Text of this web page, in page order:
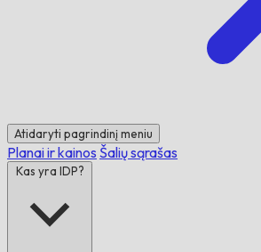
Atidaryti pagrindinį meniu
Planai ir kainos Šalių sąrašas
Kas yra IDP?